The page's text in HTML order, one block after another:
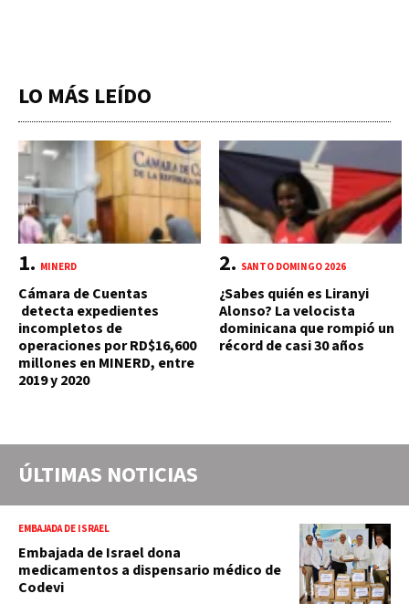
LO MÁS LEÍDO
MINERD
Cámara de Cuentas
detecta expedientes
incompletos de
operaciones por RD$16,600
millones en MINERD, entre
2019 y 2020
SANTO DOMINGO 2026
¿Sabes quién es Liranyi
Alonso? La velocista
dominicana que rompió un
récord de casi 30 años
ÚLTIMAS NOTICIAS
EMBAJADA DE ISRAEL
Embajada de Israel dona
medicamentos a dispensario médico de
Codevi